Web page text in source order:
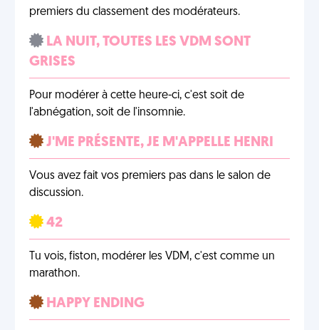
premiers du classement des modérateurs.
LA NUIT, TOUTES LES VDM SONT
GRISES
Pour modérer à cette heure-ci, c'est soit de
l'abnégation, soit de l'insomnie.
J'ME PRÉSENTE, JE M'APPELLE HENRI
Vous avez fait vos premiers pas dans le salon de
discussion.
42
Tu vois, fiston, modérer les VDM, c'est comme un
marathon.
HAPPY ENDING